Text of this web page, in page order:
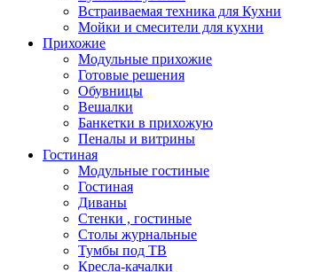
Встраиваемая техника для Кухни
Мойки и смесители для кухни
Прихожие
Модульные прихожие
Готовые решения
Обувницы
Вешалки
Банкетки в прихожую
Пеналы и витрины
Гостиная
Модульные гостиные
Гостиная
Диваны
Стенки , гостиные
Столы журнальные
Тумбы под ТВ
Кресла-качалки